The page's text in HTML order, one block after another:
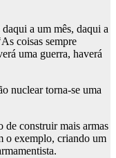
a um mês, daqui a
coisas sempre
uma guerra, haverá
nuclear torna-se uma
de construir mais armas
o exemplo, criando um